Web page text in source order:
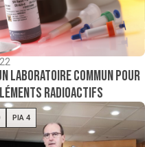
laboratoire commun pour
radioactifs
PIA 4